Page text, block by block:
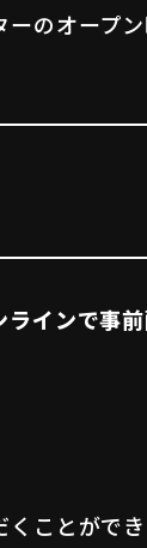
のオープ
ラインで事
ことができ